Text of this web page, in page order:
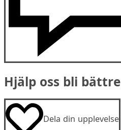
Hjälp oss bli bättre
Dela din upplevelse